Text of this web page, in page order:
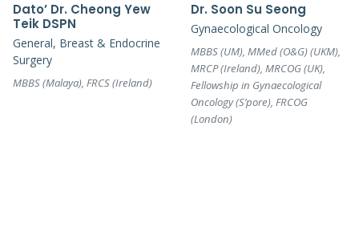
Dato’ Dr. Cheong Yew
Teik DSPN
General, Breast & Endocrine
Surgery
MBBS (Malaya), FRCS (Ireland)
Dr. Soon Su Seong
Gynaecological Oncology
MBBS (UM), MMed (O&G) (UKM),
MRCP (Ireland), MRCOG (UK),
Fellowship in Gynaecological
Oncology (S’pore), FRCOG
(London)